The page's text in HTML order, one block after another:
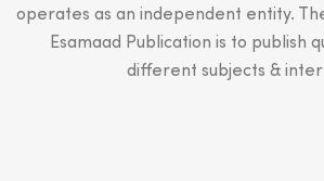
operates as an independent entity.
Esamaad Publication is to publish
different subjects &